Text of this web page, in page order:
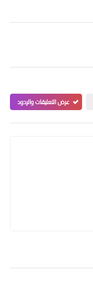
عرض التعليقات والردود